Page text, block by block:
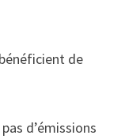
de
d’émissions